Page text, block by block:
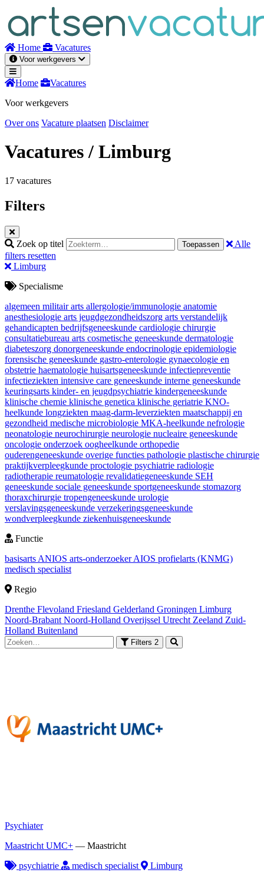
inhoud
Home Vacatures
Voor werkgevers
Home
Vacatures
Voor werkgevers
Over ons Vacature plaatsen Disclaimer
Vacatures/ Limburg
17 vacatures
Filters
Zoek op titel Toepassen
Alle
filters resetten
Limburg
Specialisme
algemeen militair arts allergologie/immunologie anatomie
anesthesiologie arts jeugdgezondheidszorg arts verstandelijk
gehandicapten bedrijfsgeneeskunde cardiologie chirurgie
consultatiebureau arts cosmetische geneeskunde dermatologie
diabeteszorg donorgeneeskunde endocrinologie epidemiologie
forensische geneeskunde gastro-enterologie gynaecologie en
obstetrie haematologie huisartsgeneeskunde infectiepreventie
infectieziekten intensive care geneeskunde interne geneeskunde
keuringsarts kinder- en jeugdpsychiatrie kindergeneeskunde
klinische chemie klinische genetica klinische geriatrie KNO-
heelkunde longziekten maag-darm-leverziekten maatschappij en
gezondheid medische microbiologie MKA-heelkunde nefrologie
neonatologie neurochirurgie neurologie nucleaire geneeskunde
oncologie onderzoek oogheelkunde orthopedie
ouderengeneeskunde overige functies pathologie plastische chirurgie
praktijkverpleegkunde proctologie psychiatrie radiologie
radiotherapie reumatologie revalidatiegeneeskunde SEH
geneeskunde sociale geneeskunde sportgeneeskunde stomazorg
thoraxchirurgie tropengeneeskunde urologie
verslavingsgeneeskunde verzekeringsgeneeskunde
wondverpleegkunde ziekenhuisgeneeskunde
Functie
basisarts ANIOS arts-onderzoekerAIOS profielarts (KNMG)
medisch specialist
Regio
Drenthe Flevoland Friesland Gelderland Groningen Limburg
Noord-Brabant Noord-Holland Overijssel Utrecht Zeeland Zuid-
Holland Buitenland
Filters 2
Psychiater
Maastricht UMC+ — Maastricht
psychiatrie
medisch specialist Limburg